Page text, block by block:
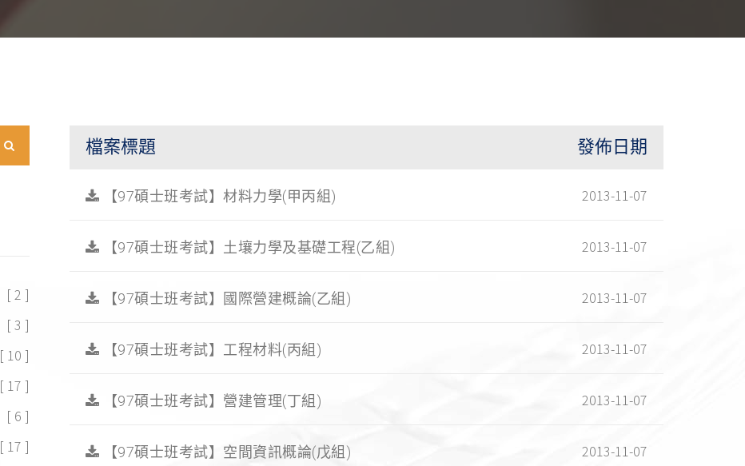
檔案標題 發佈日期
【97碩士班考試】材料力學(甲丙組) 2013-11-07
【97碩士班考試】土壤力學及基礎工程(乙組) 2013-11-07
【97碩士班考試】國際營建概論(乙組) 2013-11-07
【97碩士班考試】工程材料(丙組) 2013-11-07
【97碩士班考試】營建管理(丁組) 2013-11-07
【97碩士班考試】空間資訊概論(戊組) 2013-11-07
[ 2 ]
[ 3 ]
[ 10 ]
[ 17 ]
[ 6 ]
[ 17 ]